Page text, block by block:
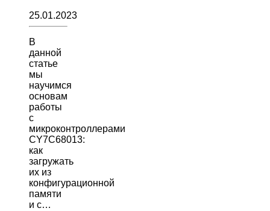
25.01.2023
В
данной
статье
мы
научимся
основам
работы
с
микроконтроллерами
CY7C68013:
как
загружать
их из
конфигурационной
памяти
и с…